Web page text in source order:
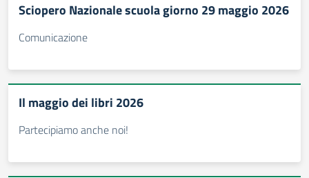
Sciopero Nazionale scuola giorno 29 maggio 2026
Comunicazione
Il maggio dei libri 2026
Partecipiamo anche noi!